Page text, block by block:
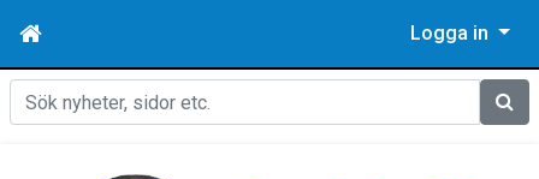
Logga in
Sök